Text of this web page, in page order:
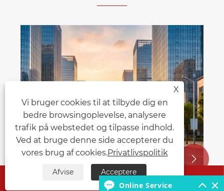
Vores nyinnoverede kompakte
skraldebil


X
Vi bruger cookies til at tilbyde dig en
bedre browsingoplevelse, analysere
trafik på webstedet og tilpasse indhold.
Ved at bruge denne side accepterer du
vores brug af cookies.Privatlivspolitik
Afvise Acceptere
Online Service